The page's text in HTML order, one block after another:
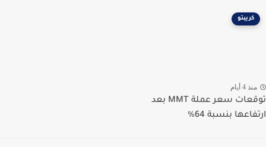
كريبتو
4 أيام
توقعات سعر عملة MMT بعد
بنسبة 64%